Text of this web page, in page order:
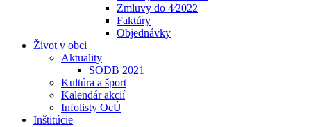
Zmluvy do 4⁄2022
Faktúry
Objednávky
Život v obci
Aktuality
SODB 2021
Kultúra a šport
Kalendár akcií
Infolisty OcÚ
Inštitúcie